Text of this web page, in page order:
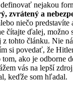
nejakou
zvrátený a
niečo predstavíte
čítajte ďalej, možno
z tohto článku. Nie
si povedať, že
ako je odborne
vás na lepší
keďže som hľadal.